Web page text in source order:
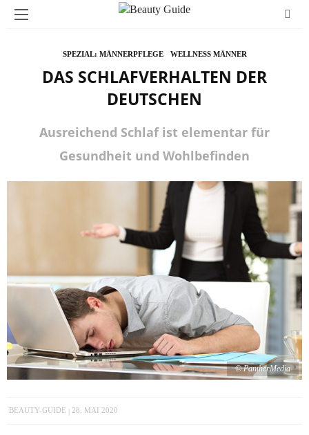
SPEZIAL: MÄNNERPFLEGE WELLNESS MÄNNER
DAS SCHLAFVERHALTEN DER
DEUTSCHEN
Ausreichend Schlaf ist elementar für
Gesundheit und Wohlbefinden
© PantherMedia
BEAUTY-GUIDE 28. MAI 2020